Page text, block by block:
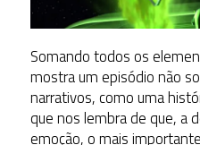
Somando todos os
mostra um episódio não
narrativos, como uma
que nos lembra de que, a
emoção, o mais